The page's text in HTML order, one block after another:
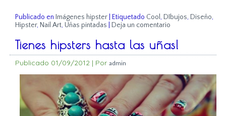
Publicado en Imágenes hipster |Etiquetado Cool, DIbujos, Diseño,
Hipster, Nail Art, Uñas pintadas Deja un comentario
Tienes hipsters hasta las uñas!
Publicado 01/09/2012 | Por admin